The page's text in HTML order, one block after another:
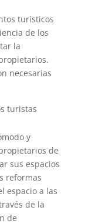
turísticos
de los
la
necesarias
turistas
y
de
sus espacios
reformas
espacio a las
de la
de